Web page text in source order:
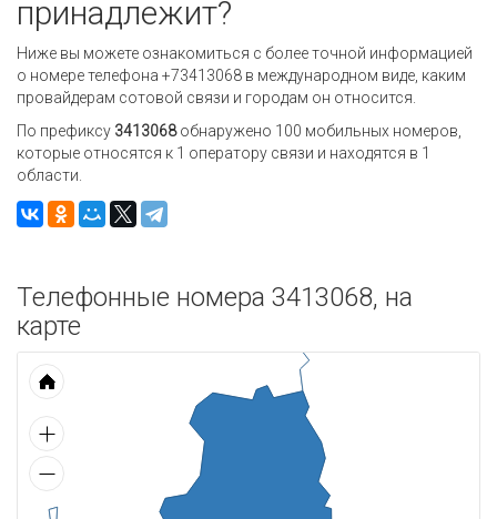
принадлежит?
Ниже вы можете ознакомиться с более точной информацией
о номере телефона +73413068 в международном виде, каким
провайдерам сотовой связи и городам он относится.
По префиксу 3413068обнаружено 100 мобильных номеров,
которые относятся к 1 оператору связи и находятся в 1
области.
Телефонные номера 3413068, на
карте